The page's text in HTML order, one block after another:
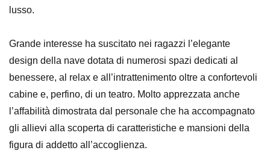
lusso.
Grande interesse ha suscitato nei ragazzi l’elegante
design della nave dotata di numerosi spazi dedicati al
benessere, al relax e all’intrattenimento oltre a confortevoli
cabine e, perfino, di un teatro. Molto apprezzata anche
l’affabilità dimostrata dal personale che ha accompagnato
gli allievi alla scoperta di caratteristiche e mansioni della
figura di addetto all’accoglienza.